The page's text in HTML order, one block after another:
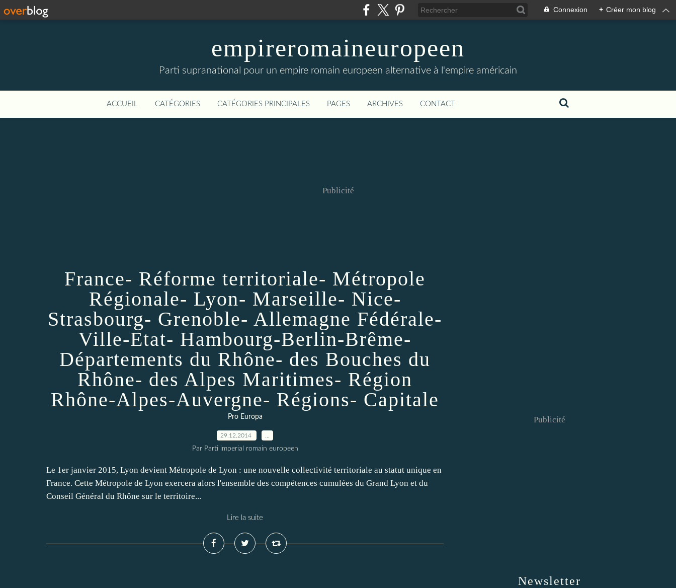
Connexion + Créer mon blog
empireromaineuropeen
Parti supranational pour un empire romain europeen alternative à l'empire américain
ACCUEIL CATÉGORIES CATÉGORIES PRINCIPALES PAGES ARCHIVES CONTACT
Publicité
France- Réforme territoriale- Métropole
Régionale- Lyon- Marseille- Nice-
Strasbourg- Grenoble- Allemagne Fédérale-
Ville-Etat- Hambourg-Berlin-Brême-
Départements du Rhône- des Bouches du
Rhône- des Alpes Maritimes- Région
Rhône-Alpes-Auvergne- Régions- Capitale
Pro Europa
29.12.2014
Par Parti imperial romain europeen
Le 1er janvier 2015, Lyon devient Métropole de Lyon : une nouvelle collectivité territoriale au statut unique en
France. Cette Métropole de Lyon exercera alors l'ensemble des compétences cumulées du Grand Lyon et du
Conseil Général du Rhône sur le territoire...
Lire la suite
Newsletter
Publicité